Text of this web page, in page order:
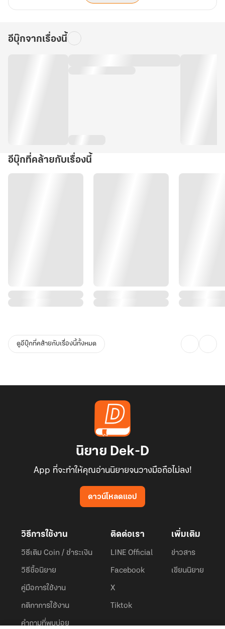
อีบุ๊กจากเรื่องนี้
อีบุ๊กที่คล้ายกับเรื่องนี้
ดูอีบุ๊กที่คล้ายกับเรื่องนี้ทั้งหมด
นิยาย Dek-D
App ที่จะทำให้คุณอ่านนิยายจนวางมือถือไม่ลง!
ดาวน์โหลดแอป
วิธีการใช้งาน
วิธีเติม Coin / ชำระเงิน
วิธีซื้อนิยาย
คู่มือการใช้งาน
กติกาการใช้งาน
คำถามที่พบบ่อย
ติดต่อเรา
LINE Official
Facebook
X
Tiktok
เพิ่มเติม
ข่าวสาร
เขียนนิยาย